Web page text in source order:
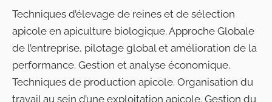
Techniques d’élevage de reines et de sélection
apicole en apiculture biologique. Approche Globale
de l’entreprise, pilotage global et amélioration de la
performance. Gestion et analyse économique.
Techniques de production apicole. Organisation du
travail au sein d’une exploitation apicole. Gestion du